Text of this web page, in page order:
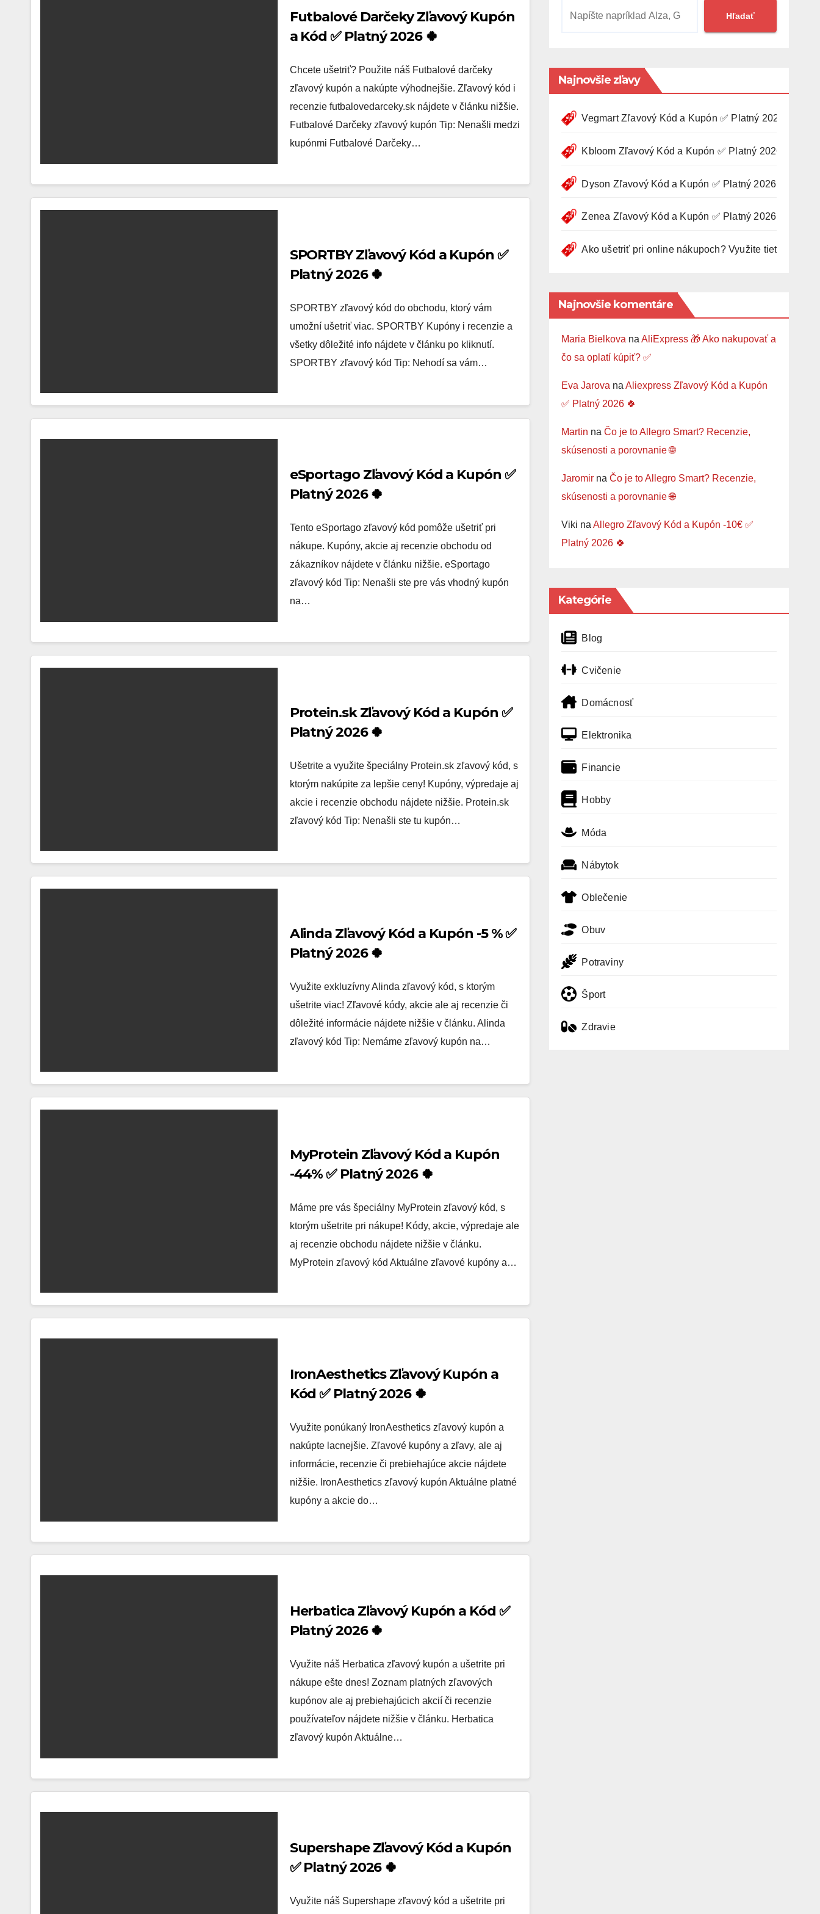
Futbalové Darčeky Zľavový Kupón
a Kód ✅ Platný 2026 🍀
Chcete ušetriť? Použite náš Futbalové darčeky
zľavový kupón a nakúpte výhodnejšie. Zľavový kód i
recenzie futbalovedarceky.sk nájdete v článku nižšie.
Futbalové Darčeky zľavový kupón Tip: Nenašli medzi
kupónmi Futbalové Darčeky…
SPORTBY Zľavový Kód a Kupón ✅
Platný 2026 🍀
SPORTBY zľavový kód do obchodu, ktorý vám
umožní ušetriť viac. SPORTBY Kupóny i recenzie a
všetky dôležité info nájdete v článku po kliknutí.
SPORTBY zľavový kód Tip: Nehodí sa vám…
eSportago Zľavový Kód a Kupón ✅
Platný 2026 🍀
Tento eSportago zľavový kód pomôže ušetriť pri
nákupe. Kupóny, akcie aj recenzie obchodu od
zákazníkov nájdete v článku nižšie. eSportago
zľavový kód Tip: Nenašli ste pre vás vhodný kupón
na…
Protein.sk Zľavový Kód a Kupón ✅
Platný 2026 🍀
Ušetrite a využite špeciálny Protein.sk zľavový kód, s
ktorým nakúpite za lepšie ceny! Kupóny, výpredaje aj
akcie i recenzie obchodu nájdete nižšie. Protein.sk
zľavový kód Tip: Nenašli ste tu kupón…
Alinda Zľavový Kód a Kupón -5 % ✅
Platný 2026 🍀
Využite exkluzívny Alinda zľavový kód, s ktorým
ušetrite viac! Zľavové kódy, akcie ale aj recenzie či
dôležité informácie nájdete nižšie v článku. Alinda
zľavový kód Tip: Nemáme zľavový kupón na…
MyProtein Zľavový Kód a Kupón
-44% ✅ Platný 2026 🍀
Máme pre vás špeciálny MyProtein zľavový kód, s
ktorým ušetrite pri nákupe! Kódy, akcie, výpredaje ale
aj recenzie obchodu nájdete nižšie v článku.
MyProtein zľavový kód Aktuálne zľavové kupóny a…
IronAesthetics Zľavový Kupón a
Kód ✅ Platný 2026 🍀
Využite ponúkaný IronAesthetics zľavový kupón a
nakúpte lacnejšie. Zľavové kupóny a zľavy, ale aj
informácie, recenzie či prebiehajúce akcie nájdete
nižšie. IronAesthetics zľavový kupón Aktuálne platné
kupóny a akcie do…
Herbatica Zľavový Kupón a Kód ✅
Platný 2026 🍀
Využite náš Herbatica zľavový kupón a ušetrite pri
nákupe ešte dnes! Zoznam platných zľavových
kupónov ale aj prebiehajúcich akcií či recenzie
používateľov nájdete nižšie v článku. Herbatica
zľavový kupón Aktuálne…
Supershape Zľavový Kód a Kupón
✅ Platný 2026 🍀
Využite náš Supershape zľavový kód a ušetrite pri
Hľadať
Najnovšie zľavy
Vegmart Zľavový Kód a Kupón ✅ Platný 2026 🍀
Kbloom Zľavový Kód a Kupón ✅ Platný 2026 🍀
Dyson Zľavový Kód a Kupón ✅ Platný 2026 🍀
Zenea Zľavový Kód a Kupón ✅ Platný 2026 🍀
Ako ušetriť pri online nákupoch? Využite tieto tipy 🛍️
Najnovšie komentáre
Maria Bielkova naAliExpress 🎁 Ako nakupovať a
čo sa oplatí kúpiť? ✅
Eva Jarova naAliexpress Zľavový Kód a Kupón
✅ Platný 2026 🍀
Martin naČo je to Allegro Smart? Recenzie,
skúsenosti a porovnanie 🌐
Jaromir naČo je to Allegro Smart? Recenzie,
skúsenosti a porovnanie 🌐
Viki naAllegro Zľavový Kód a Kupón -10€ ✅
Platný 2026 🍀
Kategórie
Blog
Cvičenie
Domácnosť
Elektronika
Financie
Hobby
Móda
Nábytok
Oblečenie
Obuv
Potraviny
Šport
Zdravie